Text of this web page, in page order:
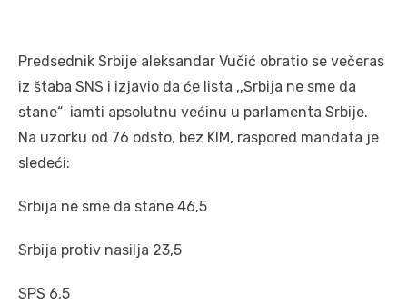
Predsednik Srbije aleksandar Vučić obratio se večeras
iz štaba SNS i izjavio da će lista ,,Srbija ne sme da
stane“ iamti apsolutnu većinu u parlamenta Srbije.
Na uzorku od 76 odsto, bez KIM, raspored mandata je
sledeći:
Srbija ne sme da stane 46,5
Srbija protiv nasilja 23,5
SPS 6,5